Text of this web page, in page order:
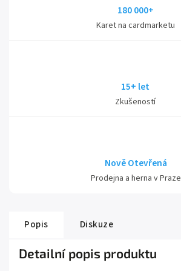
180 000+
Karet na cardmarketu
15+ let
Zkušeností
Nově Otevřená
Prodejna a herna v Praze
Popis Diskuze
Detailní popis produktu